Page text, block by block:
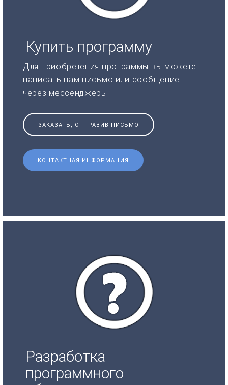
Купить программу
Для приобретения программы вы можете
написать нам письмо или сообщение
через мессенджеры
ЗАКАЗАТЬ, ОТПРАВИВ ПИСЬМО
КОНТАКТНАЯ ИНФОРМАЦИЯ
Разработка
программного